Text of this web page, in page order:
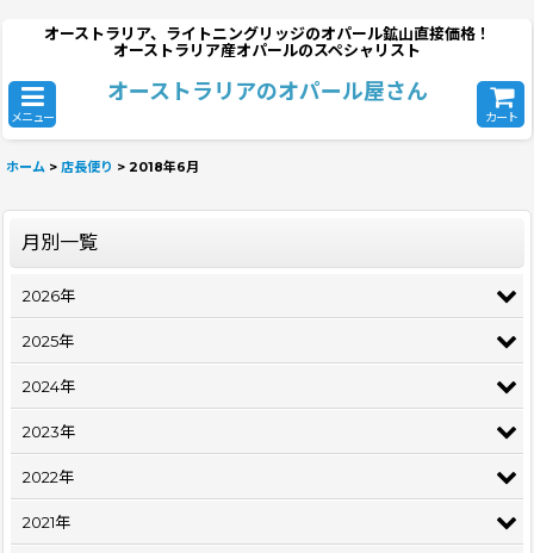
オーストラリア、ライトニングリッジのオパール鉱山直接価格！
オーストラリア産オパールのスペシャリスト
メニュー
オーストラリアのオパール屋さん
カート
ホーム > 店長便り > 2018年6月
月別一覧
2026年
2025年
2024年
2023年
2022年
2021年